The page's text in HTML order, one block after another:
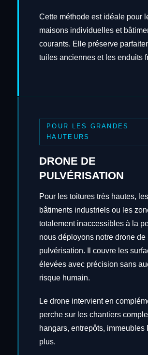
Cette méthode est idéale pour
maisons individuelles et
courants. Elle préserve
tuiles anciennes et les enduits
POUR LES GRANDES
HAUTEURS
DRONE DE
PULVÉRISATION
Pour les toitures très hautes, les
bâtiments industriels ou les
totalement inaccessibles à la
nous déployons notre drone de
pulvérisation. Il couvre les
élevées avec précision sans
risque humain.
Le drone intervient en
perche sur les chantiers
hangars, entrepôts, immeubles
plus.